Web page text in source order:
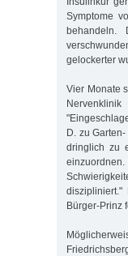
Symptome
behandeln.
gelockerter
Vier Monate
D. zu
dringlich zu
einzuordnen.
Bürger-Prinz